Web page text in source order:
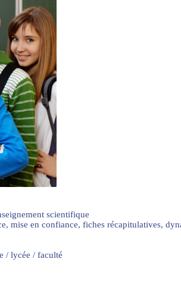
scientifique
mise en confiance, fiches récapitulatives,
/ lycée / faculté